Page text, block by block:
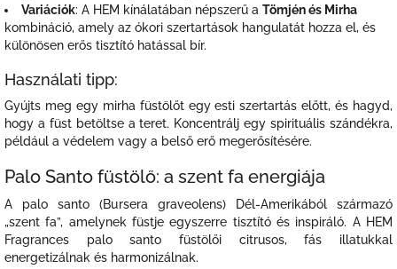
Variációk: A HEM kínálatában népszerű a Tömjén és Mirha
kombináció, amely az ókori szertartások hangulatát hozza el, és
különösen erős tisztító hatással bír.
Használati tipp:
Gyújts meg egy mirha füstölőt egy esti szertartás előtt, és hagyd,
hogy a füst betöltse a teret. Koncentrálj egy spirituális szándékra,
például a védelem vagy a belső erő megerősítésére.
Palo Santo füstölő: a szent fa energiája
A palo santo (Bursera graveolens) Dél-Amerikából származó
„szent fa”, amelynek füstje egyszerre tisztító és inspiráló. A HEM
Fragrances palo santo füstölői citrusos, fás illatukkal
energetizálnak és harmonizálnak.